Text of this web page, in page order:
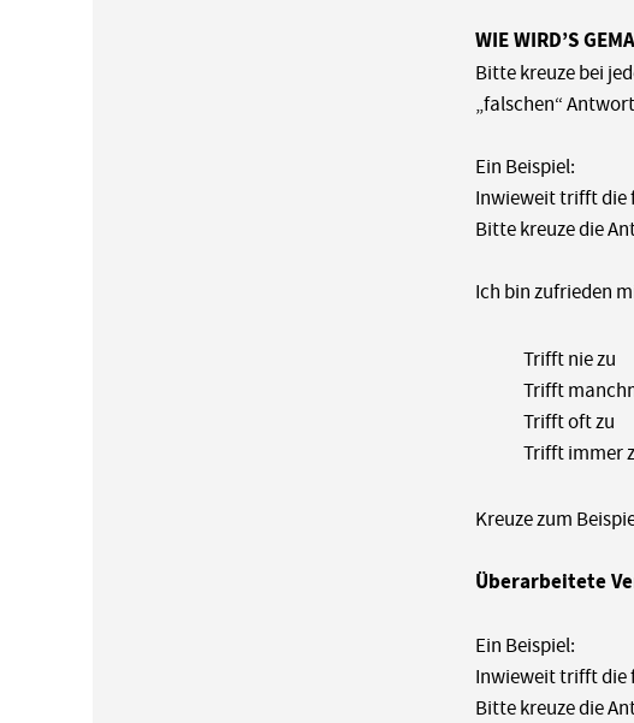
WIE WIRD’S
Bitte kreuze bei
„falschen“
Ein Beispiel:
Inwieweit trifft die
Bitte kreuze die
Ich bin zufrieden
Trifft nie zu
Trifft
Trifft oft zu
Trifft immer
Kreuze zum
Überarbeitete
Ein Beispiel:
Inwieweit trifft die
Bitte kreuze die